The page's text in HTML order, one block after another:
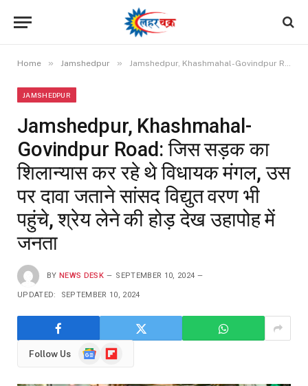
Home » Jamshedpur » Jamshedpur, Khashmahal-Govindpur Road: जिस सड़क का शिलान्यास कर रहे थे विधायक मंगल, उस पर दावा जताने सांसद विद्युत वरण भी पहुंचे, श्रेय लेने की होड़ देख उहापोह में जनता
JAMSHEDPUR
Jamshedpur, Khashmahal-
Govindpur Road: जिस सड़क का
शिलान्यास कर रहे थे विधायक मंगल, उस
पर दावा जताने सांसद विद्युत वरण भी
पहुंचे, श्रेय लेने की होड़ देख उहापोह में
जनता
BY NEWS DESK SEPTEMBER 10, 2024
UPDATED: SEPTEMBER 10, 2024
Follow Us
GoogleFlipboard